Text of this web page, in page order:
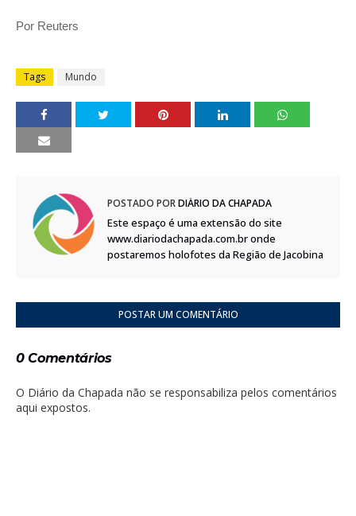
Por Reuters
Tags Mundo
POSTADO PORDIÁRIO DA CHAPADA
Este espaço é uma extensão do site
www.diariodachapada.com.br onde
postaremos holofotes da Região de Jacobina
POSTAR UM COMENTÁRIO
0 Comentários
O Diário da Chapada não se responsabiliza pelos comentários
aqui expostos.